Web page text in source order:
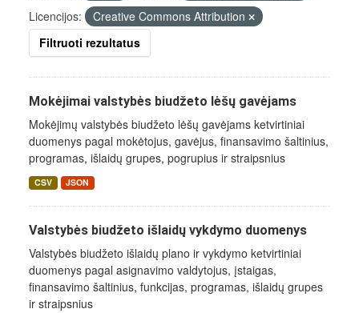
Licencijos:
Creative Commons Attribution
Filtruoti rezultatus
Mokėjimai valstybės biudžeto lėšų gavėjams
Mokėjimų valstybės biudžeto lėšų gavėjams ketvirtiniai
duomenys pagal mokėtojus, gavėjus, finansavimo šaltinius,
programas, išlaidų grupes, pogrupius ir straipsnius
CSV JSON
Valstybės biudžeto išlaidų vykdymo duomenys
Valstybės biudžeto išlaidų plano ir vykdymo ketvirtiniai
duomenys pagal asignavimo valdytojus, įstaigas,
finansavimo šaltinius, funkcijas, programas, išlaidų grupes
ir straipsnius